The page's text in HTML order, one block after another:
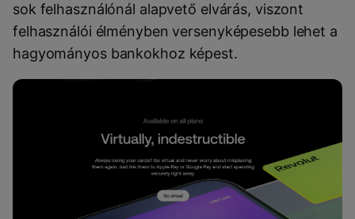
sok felhasználónál alapvető elvárás, viszont
felhasználói élményben versenyképesebb lehet a
hagyományos bankokhoz képest.